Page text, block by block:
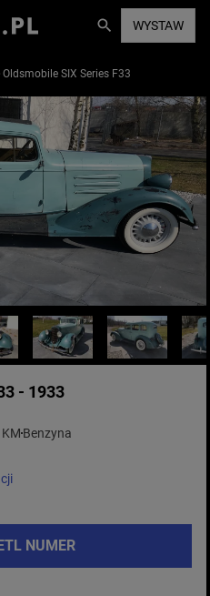
WYSTAW
Oldsmobile SIX Series F33
- 1933
Benzyna
NUMER